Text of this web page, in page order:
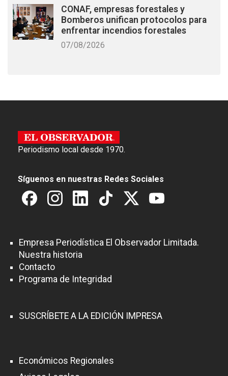
CONAF, empresas forestales y
Bomberos unifican protocolos para
enfrentar incendios forestales
07/08/2026
Periodismo local desde 1970.
Síguenos en nuestras Redes Sociales
Empresa Periodística El Observador Limitada.
Nuestra historia
Contacto
Programa de Integridad
SUSCRÍBETE A LA EDICIÓN IMPRESA
Económicos Regionales